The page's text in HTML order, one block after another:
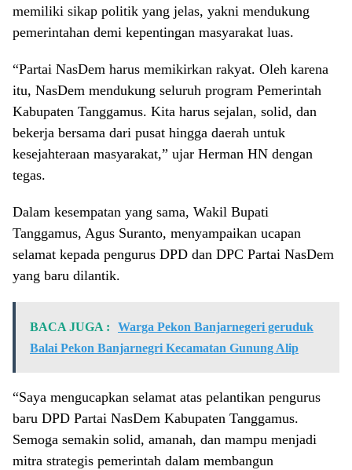
memiliki sikap politik yang jelas, yakni mendukung
pemerintahan demi kepentingan masyarakat luas.
“Partai NasDem harus memikirkan rakyat. Oleh karena
itu, NasDem mendukung seluruh program Pemerintah
Kabupaten Tanggamus. Kita harus sejalan, solid, dan
bekerja bersama dari pusat hingga daerah untuk
kesejahteraan masyarakat,” ujar Herman HN dengan
tegas.
Dalam kesempatan yang sama, Wakil Bupati
Tanggamus, Agus Suranto, menyampaikan ucapan
selamat kepada pengurus DPD dan DPC Partai NasDem
yang baru dilantik.
BACA JUGA :
Warga Pekon Banjarnegeri geruduk
Balai Pekon Banjarnegri Kecamatan Gunung Alip
“Saya mengucapkan selamat atas pelantikan pengurus
baru DPD Partai NasDem Kabupaten Tanggamus.
Semoga semakin solid, amanah, dan mampu menjadi
mitra strategis pemerintah dalam membangun